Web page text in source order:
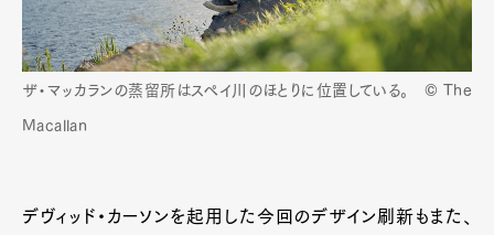
ザ・マッカランの蒸留所はスペイ川のほとりに位置している。 © The
Macallan
デヴィッド・カーソンを起用した今回のデザイン刷新もまた、